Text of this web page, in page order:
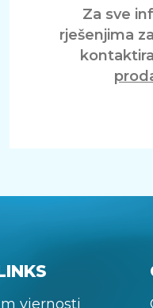
Za sve
rješenjima
vjernosti